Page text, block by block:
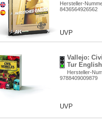
Hersteller-
8436564926562
UVP
Vallejo:
Tur English
Hersteller-
9788409009879
UVP